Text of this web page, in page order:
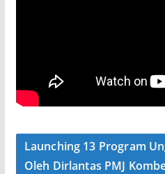
Launching 13 Program
Oleh Dirlantas PMJ